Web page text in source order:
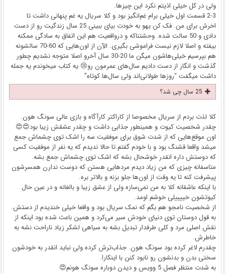
ولی در کل خیلی اذیتم نکرد این چیزها.
2-3 قسمت اول خیلی برام غم‌انگیز بود و کلا سریال یه غم پنهانی داشت تا
اخرش برای من. فک کن یهو به خودت بیای ببینی 25 سال زندگیت رو از دست
دادی و 50 سالت شده. وحشتناکه و درواقعیت هم این اتفاق به سادگی ممکنه
بیفته و اصلا لازم نیست فراموشی بگیری. الآن از اون‌هایی که 60-70 سالشونه
هم بپرسیم خیلی‌هاشون میگن ما 20-30 سال آخرو اصلا متوجه نشدیم چطور
گذشت و انگار از دست دادیم سال‌های عمرمون رو😢 یه کتاب میخوندم یه جمله
داشت میگفت “روزها طولانی‌اند ولی سال‌ها کوتاه”
25 سال چی شد؟
کلا لذت بردم از سریال مخصوصا از کاراکتر کارآگاه و بازی عالی سونگ هون.
چقدر شخصیت کیوت و همینطور جذابی داشت و چقدر عشقش زیبا بود😍😍
اون موقع‌هایی که از شدت شوق برای موفقیت سه را اشک توی چشماش جمع
میشد واقعا قشنگ بود و با خودم گفتم تا حالا ندیدم که یه نفر از موفقیت کسی
که دوستش داره انقدر خوشحال بشه که اشک توی چشماش جمع بشه.
متاسفانه چیزی که من زیاد دیدم مردهایی هستن که دوست ندارن همسرشون
پیشرفت کنه تا یه وقت از اون‌ها جلو بزنه و بالاتر بره.
با اینکه عاشقانه کلا به من نمی‌سازه ولی از عشق زیبا و بالغانه و در عین حال
کیوتشون خییییلی خوشم اومد.
از شخصیت نامجو هم بگم که نمک سریال بود و واقعا خیلی خندیدم از دستش.
به قول دوستان توی دنیای خودش سیر می‌کرد و همین باعث شده بود اینکه از
نقش اصلی مرد و کلی طرفدار تبدیل بشه به سیاهی لشکر زیاد ناراحت نشه به
خاطرش.
چقدرم لاغر کرده بود سونگ هون. جذاب‌ترش کرده ولی نباید انقدر به خودشون
سختی بدن و بدنشون رو نابود کنن با اینکارا.
به شدت منتظر فصل 5 وویس و دیدن دوباره سونگ هونم😍